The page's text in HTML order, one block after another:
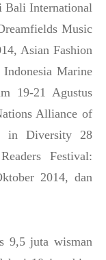
Bali International
Music
Asian Fashion
Marine
19-21 Agustus
Alliance of
in Diversity 28
Festival:
2014, dan
9,5 juta wisman